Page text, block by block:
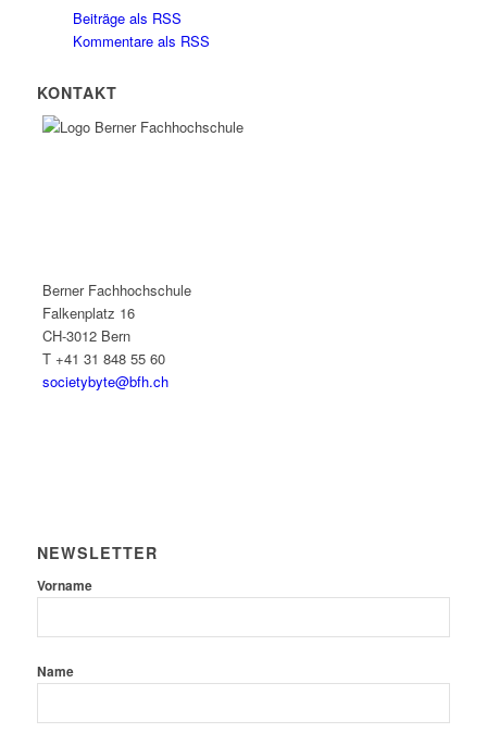
Beiträge als RSS
Kommentare als RSS
KONTAKT
Berner Fachhochschule
Falkenplatz 16
CH-3012 Bern
T +41 31 848 55 60
societybyte@bfh.ch
NEWSLETTER
Vorname
Name